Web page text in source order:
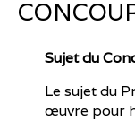
Sujet du
Le sujet du
œuvre pour